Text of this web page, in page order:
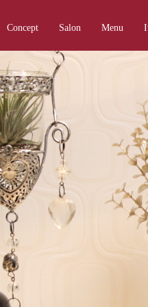
Concept Salon Menu